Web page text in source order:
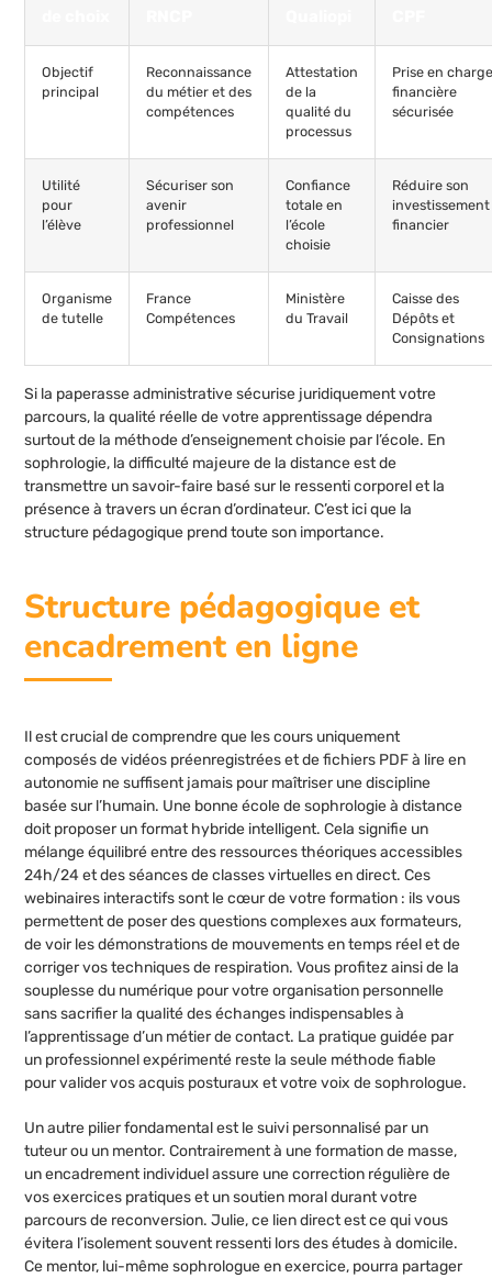
Objectif
principal
Reconnaissance
du métier et des
compétences
Attestation
de la
qualité du
processus
Prise en
financière
sécurisée
Utilité
pour
l’élève
Sécuriser son
avenir
professionnel
Confiance
totale en
l’école
choisie
Réduire son
investissement
financier
Organisme
de tutelle
France
Compétences
Ministère
du Travail
Caisse des
Dépôts et
Consignations
Si la paperasse administrative sécurise juridiquement votre
parcours, la qualité réelle de votre apprentissage dépendra
surtout de la méthode d’enseignement choisie par l’école. En
sophrologie, la difficulté majeure de la distance est de
transmettre un savoir-faire basé sur le ressenti corporel et la
présence à travers un écran d’ordinateur. C’est ici que la
structure pédagogique prend toute son importance.
Structure pédagogique et
encadrement en ligne
Il est crucial de comprendre que les cours uniquement
composés de vidéos préenregistrées et de fichiers PDF à lire en
autonomie ne suffisent jamais pour maîtriser une discipline
basée sur l’humain. Une bonne école de sophrologie à distance
doit proposer un format hybride intelligent. Cela signifie un
mélange équilibré entre des ressources théoriques accessibles
24h/24 et des séances de classes virtuelles en direct. Ces
webinaires interactifs sont le cœur de votre formation : ils vous
permettent de poser des questions complexes aux formateurs,
de voir les démonstrations de mouvements en temps réel et de
corriger vos techniques de respiration. Vous profitez ainsi de la
souplesse du numérique pour votre organisation personnelle
sans sacrifier la qualité des échanges indispensables à
l’apprentissage d’un métier de contact. La pratique guidée par
un professionnel expérimenté reste la seule méthode fiable
pour valider vos acquis posturaux et votre voix de sophrologue.
Un autre pilier fondamental est le suivi personnalisé par un
tuteur ou un mentor. Contrairement à une formation de masse,
un encadrement individuel assure une correction régulière de
vos exercices pratiques et un soutien moral durant votre
parcours de reconversion. Julie, ce lien direct est ce qui vous
évitera l’isolement souvent ressenti lors des études à domicile.
Ce mentor, lui-même sophrologue en exercice, pourra partager